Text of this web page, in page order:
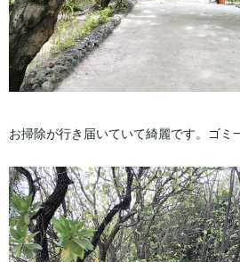
お掃除が行き届いていて綺麗です。ゴミ